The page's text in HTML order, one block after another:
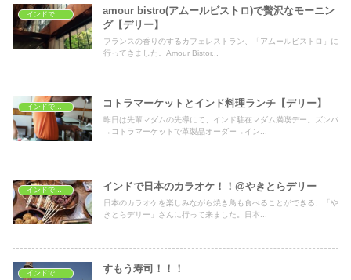
インドでレストラン
amour bistro(アムールビストロ)で贅沢なモーニン
グ【デリー】
フランスの香りのするカフェレストラン、「アムールビストロ」に
行ってきました。Amour Bistor...
インドでショッピング コトラマーケットとインド料理ランチ【デリー】
昨日は先輩マダムの先導にて、インド駐在マダム満喫デー。ズンバ
→コトラマーケットで革製品オーダー→イン...
インドで日本のカラオケ！！@やきとらデリー
日本のカラオケを楽しみながら焼き鳥も食べることができる、「や
きとらデリー」さんに行って来ました。日本...
すもう寿司！！！